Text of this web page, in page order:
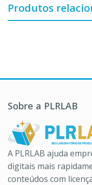
Produtos
Sobre a PLRLAB
A PLRLAB ajuda
digitais mais
conteúdos com